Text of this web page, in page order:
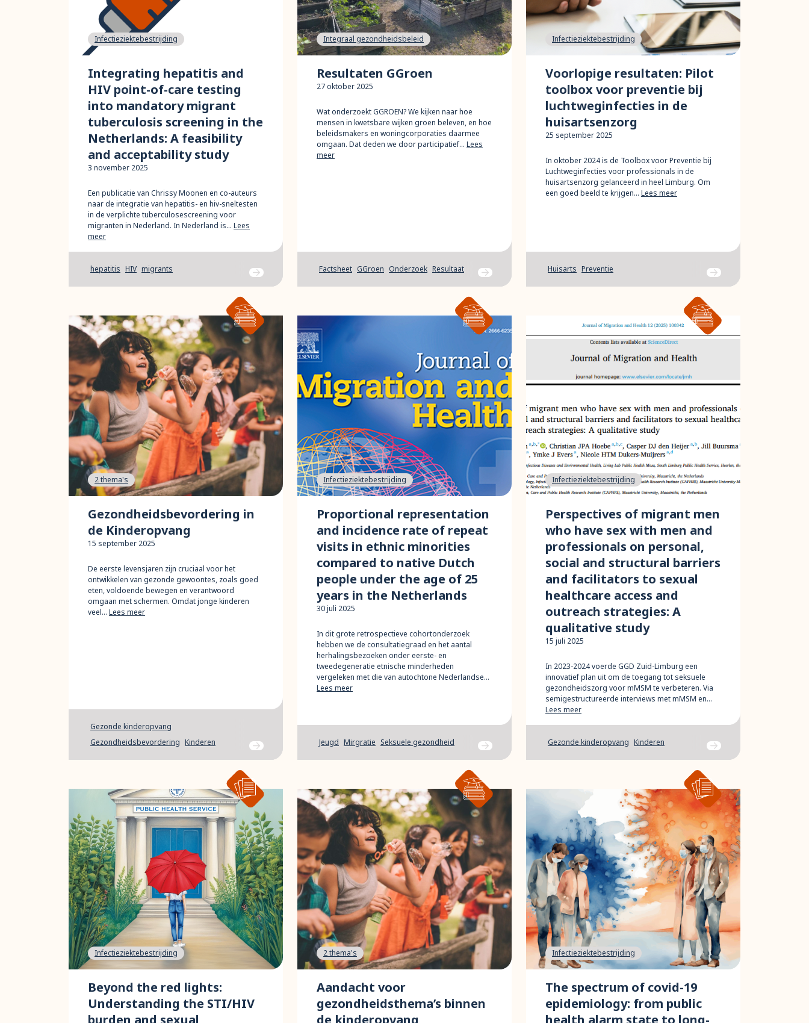
Infectieziektebestrijding
Integrating hepatitis and
HIV point-of-care testing
into mandatory migrant
tuberculosis screening in the
Netherlands: A feasibility
and acceptability study
3 november 2025
Een publicatie van Chrissy Moonen en co-auteurs
naar de integratie van hepatitis- en hiv-sneltesten
in de verplichte tuberculosescreening voor
migranten in Nederland. In Nederland is… Lees
meer
hepatitis HIV migrants Ga naar bericht
Integraal gezondheidsbeleid
Resultaten GGroen
27 oktober 2025
Wat onderzoekt GGROEN? We kijken naar hoe
mensen in kwetsbare wijken groen beleven, en hoe
beleidsmakers en woningcorporaties daarmee
omgaan. Dat deden we door participatief… Lees
meer
Factsheet GGroen Onderzoek Resultaat Ga naar bericht
Infectieziektebestrijding
Voorlopige resultaten: Pilot
toolbox voor preventie bij
luchtweginfecties in de
huisartsenzorg
25 september 2025
In oktober 2024 is de Toolbox voor Preventie bij
Luchtweginfecties voor professionals in de
huisartsenzorg gelanceerd in heel Limburg. Om
een goed beeld te krijgen… Lees meer
Huisarts Preventie Ga naar bericht
2 thema's
Gezondheidsbevordering in
de Kinderopvang
15 september 2025
De eerste levensjaren zijn cruciaal voor het
ontwikkelen van gezonde gewoontes, zoals goed
eten, voldoende bewegen en verantwoord
omgaan met schermen. Omdat jonge kinderen
veel… Lees meer
Gezonde kinderopvang
Gezondheidsbevordering Kinderen Ga naar bericht
Infectieziektebestrijding
Proportional representation
and incidence rate of repeat
visits in ethnic minorities
compared to native Dutch
people under the age of 25
years in the Netherlands
30 juli 2025
In dit grote retrospectieve cohortonderzoek
hebben we de consultatiegraad en het aantal
herhalingsbezoeken onder eerste- en
tweedegeneratie etnische minderheden
vergeleken met die van autochtone Nederlandse…
Lees meer
Jeugd Mirgratie Seksuele gezondheid Ga naar bericht
Infectieziektebestrijding
Perspectives of migrant men
who have sex with men and
professionals on personal,
social and structural barriers
and facilitators to sexual
healthcare access and
outreach strategies: A
qualitative study
15 juli 2025
In 2023-2024 voerde GGD Zuid-Limburg een
innovatief plan uit om de toegang tot seksuele
gezondheidszorg voor mMSM te verbeteren. Via
semigestructureerde interviews met mMSM en…
Lees meer
Gezonde kinderopvang Kinderen Ga naar bericht
Infectieziektebestrijding
Beyond the red lights:
Understanding the STI/HIV
burden and sexual
2 thema's
Aandacht voor
gezondheidsthema’s binnen
de kinderopvang
Infectieziektebestrijding
The spectrum of covid-19
epidemiology: from public
health alarm state to long-